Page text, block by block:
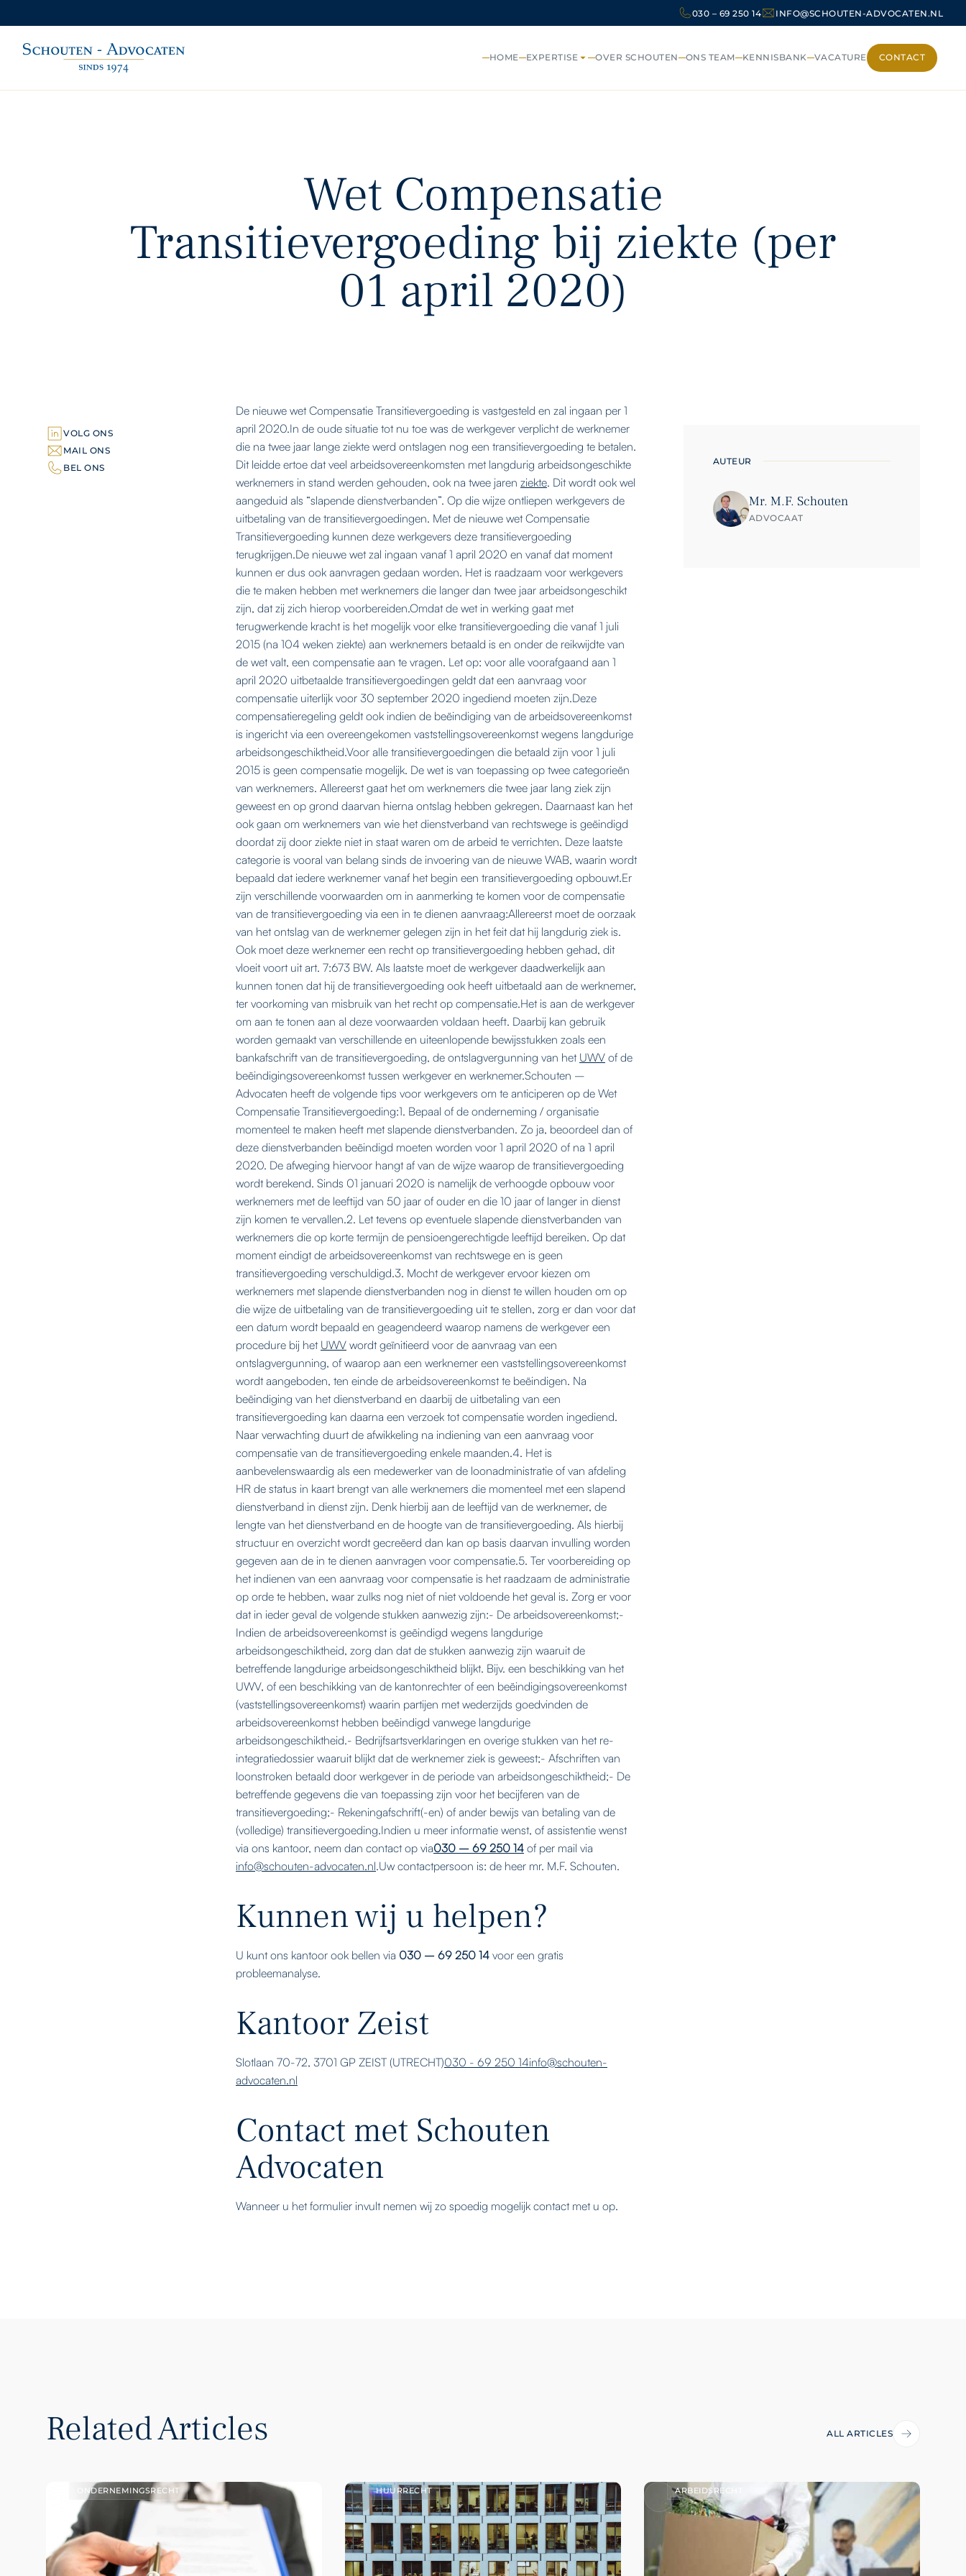
030 – 69 250 14 INFO@SCHOUTEN-ADVOCATEN.NL
HOME EXPERTISE OVER SCHOUTEN ONS TEAM KENNISBANK VACATURE
CONTACT
Wet Compensatie
Transitievergoeding bij ziekte (per
01 april 2020)
VOLG ONS
MAIL ONS
BEL ONS
De nieuwe wet Compensatie Transitievergoeding is vastgesteld en zal ingaan per 1
april 2020.In de oude situatie tot nu toe was de werkgever verplicht de werknemer
die na twee jaar lange ziekte werd ontslagen nog een transitievergoeding te betalen.
Dit leidde ertoe dat veel arbeidsovereenkomsten met langdurig arbeidsongeschikte
werknemers in stand werden gehouden, ook na twee jaren ziekte. Dit wordt ook wel
aangeduid als “slapende dienstverbanden”. Op die wijze ontliepen werkgevers de
uitbetaling van de transitievergoedingen. Met de nieuwe wet Compensatie
Transitievergoeding kunnen deze werkgevers deze transitievergoeding
terugkrijgen.De nieuwe wet zal ingaan vanaf 1 april 2020 en vanaf dat moment
kunnen er dus ook aanvragen gedaan worden. Het is raadzaam voor werkgevers
die te maken hebben met werknemers die langer dan twee jaar arbeidsongeschikt
zijn, dat zij zich hierop voorbereiden.Omdat de wet in werking gaat met
terugwerkende kracht is het mogelijk voor elke transitievergoeding die vanaf 1 juli
2015 (na 104 weken ziekte) aan werknemers betaald is en onder de reikwijdte van
de wet valt, een compensatie aan te vragen. Let op: voor alle voorafgaand aan 1
april 2020 uitbetaalde transitievergoedingen geldt dat een aanvraag voor
compensatie uiterlijk voor 30 september 2020 ingediend moeten zijn.Deze
compensatieregeling geldt ook indien de beëindiging van de arbeidsovereenkomst
is ingericht via een overeengekomen vaststellingsovereenkomst wegens langdurige
arbeidsongeschiktheid.Voor alle transitievergoedingen die betaald zijn voor 1 juli
2015 is geen compensatie mogelijk. De wet is van toepassing op twee categorieën
van werknemers. Allereerst gaat het om werknemers die twee jaar lang ziek zijn
geweest en op grond daarvan hierna ontslag hebben gekregen. Daarnaast kan het
ook gaan om werknemers van wie het dienstverband van rechtswege is geëindigd
doordat zij door ziekte niet in staat waren om de arbeid te verrichten. Deze laatste
categorie is vooral van belang sinds de invoering van de nieuwe WAB, waarin wordt
bepaald dat iedere werknemer vanaf het begin een transitievergoeding opbouwt.Er
zijn verschillende voorwaarden om in aanmerking te komen voor de compensatie
van de transitievergoeding via een in te dienen aanvraag:Allereerst moet de oorzaak
van het ontslag van de werknemer gelegen zijn in het feit dat hij langdurig ziek is.
Ook moet deze werknemer een recht op transitievergoeding hebben gehad, dit
vloeit voort uit art. 7:673 BW. Als laatste moet de werkgever daadwerkelijk aan
kunnen tonen dat hij de transitievergoeding ook heeft uitbetaald aan de werknemer,
ter voorkoming van misbruik van het recht op compensatie.Het is aan de werkgever
om aan te tonen aan al deze voorwaarden voldaan heeft. Daarbij kan gebruik
worden gemaakt van verschillende en uiteenlopende bewijsstukken zoals een
bankafschrift van de transitievergoeding, de ontslagvergunning van het UWV of de
beëindigingsovereenkomst tussen werkgever en werknemer.Schouten –
Advocaten heeft de volgende tips voor werkgevers om te anticiperen op de Wet
Compensatie Transitievergoeding:1. Bepaal of de onderneming / organisatie
momenteel te maken heeft met slapende dienstverbanden. Zo ja, beoordeel dan of
deze dienstverbanden beëindigd moeten worden voor 1 april 2020 of na 1 april
2020. De afweging hiervoor hangt af van de wijze waarop de transitievergoeding
wordt berekend. Sinds 01 januari 2020 is namelijk de verhoogde opbouw voor
werknemers met de leeftijd van 50 jaar of ouder en die 10 jaar of langer in dienst
zijn komen te vervallen.2. Let tevens op eventuele slapende dienstverbanden van
werknemers die op korte termijn de pensioengerechtigde leeftijd bereiken. Op dat
moment eindigt de arbeidsovereenkomst van rechtswege en is geen
transitievergoeding verschuldigd.3. Mocht de werkgever ervoor kiezen om
werknemers met slapende dienstverbanden nog in dienst te willen houden om op
die wijze de uitbetaling van de transitievergoeding uit te stellen, zorg er dan voor dat
een datum wordt bepaald en geagendeerd waarop namens de werkgever een
procedure bij het UWV wordt geïnitieerd voor de aanvraag van een
ontslagvergunning, of waarop aan een werknemer een vaststellingsovereenkomst
wordt aangeboden, ten einde de arbeidsovereenkomst te beëindigen. Na
beëindiging van het dienstverband en daarbij de uitbetaling van een
transitievergoeding kan daarna een verzoek tot compensatie worden ingediend.
Naar verwachting duurt de afwikkeling na indiening van een aanvraag voor
compensatie van de transitievergoeding enkele maanden.4. Het is
aanbevelenswaardig als een medewerker van de loonadministratie of van afdeling
HR de status in kaart brengt van alle werknemers die momenteel met een slapend
dienstverband in dienst zijn. Denk hierbij aan de leeftijd van de werknemer, de
lengte van het dienstverband en de hoogte van de transitievergoeding. Als hierbij
structuur en overzicht wordt gecreëerd dan kan op basis daarvan invulling worden
gegeven aan de in te dienen aanvragen voor compensatie.5. Ter voorbereiding op
het indienen van een aanvraag voor compensatie is het raadzaam de administratie
op orde te hebben, waar zulks nog niet of niet voldoende het geval is. Zorg er voor
dat in ieder geval de volgende stukken aanwezig zijn:- De arbeidsovereenkomst;-
Indien de arbeidsovereenkomst is geëindigd wegens langdurige
arbeidsongeschiktheid, zorg dan dat de stukken aanwezig zijn waaruit de
betreffende langdurige arbeidsongeschiktheid blijkt. Bijv. een beschikking van het
UWV, of een beschikking van de kantonrechter of een beëindigingsovereenkomst
(vaststellingsovereenkomst) waarin partijen met wederzijds goedvinden de
arbeidsovereenkomst hebben beëindigd vanwege langdurige
arbeidsongeschiktheid.- Bedrijfsartsverklaringen en overige stukken van het re-
integratiedossier waaruit blijkt dat de werknemer ziek is geweest;- Afschriften van
loonstroken betaald door werkgever in de periode van arbeidsongeschiktheid;- De
betreffende gegevens die van toepassing zijn voor het becijferen van de
transitievergoeding;- Rekeningafschrift(-en) of ander bewijs van betaling van de
(volledige) transitievergoeding.Indien u meer informatie wenst, of assistentie wenst
via ons kantoor, neem dan contact op via030 – 69 250 14 of per mail via
info@schouten-advocaten.nl.Uw contactpersoon is: de heer mr. M.F. Schouten.
Kunnen wij u helpen?
U kunt ons kantoor ook bellen via 030 – 69 250 14 voor een gratis
probleemanalyse.
Kantoor Zeist
Slotlaan 70-72, 3701 GP ZEIST (UTRECHT)030 - 69 250 14info@schouten-
advocaten.nl
Contact met Schouten
Advocaten
Wanneer u het formulier invult nemen wij zo spoedig mogelijk contact met u op.
AUTEUR
Mr. M.F. Schouten
ADVOCAAT
Related Articles ALL ARTICLES
ONDERNEMINGSRECHT HUURRECHT ARBEIDSRECHT